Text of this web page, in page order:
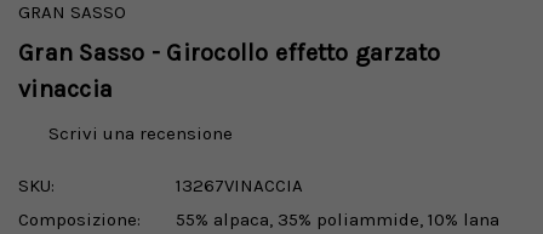
GRAN SASSO
Gran Sasso - Girocollo effetto garzato
vinaccia
Scrivi una recensione
SKU:
13267VINACCIA
Composizione:
55% alpaca, 35% poliammide, 10% lana